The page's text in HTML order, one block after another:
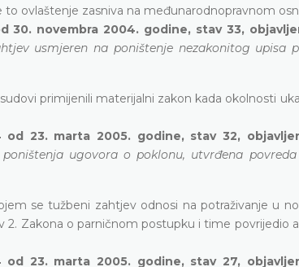
ovlaštenje zasniva na međunarodnopravnom
30. novembra 2004. godine, stav 33,
usmjeren na poništenje nezakonitog upisa
primijenili materijalni zakon kada okolnosti
23. marta 2005. godine, stav 32,
poništenja ugovora o poklonu, utvrđena
se tužbeni zahtjev odnosi na potraživanje u
2. Zakona o parničnom postupku i time povrijedio
23. marta 2005. godine, stav 27,